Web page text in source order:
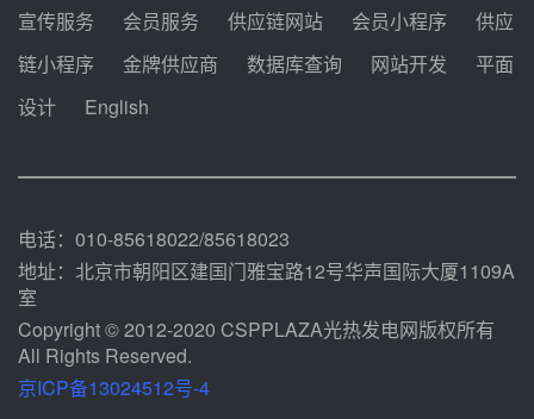
甘肃建投安装公司赴京洽谈，深化
瓜州、博州光热项目战略合作
发！明确推动光热发电规模化发展
宣传服务 会员服务 供应链网站 会员小程序
供应
链小程序
金牌供应商 数据库查询 网站开发
平面
设计
English
电话：010-85618022/85618023
地址：北京市朝阳区建国门雅宝路12号华声国际大厦1109A
室
Copyright © 2012-2020 CSPPLAZA光热发电网版权所有
All Rights Reserved.
京ICP备13024512号-4